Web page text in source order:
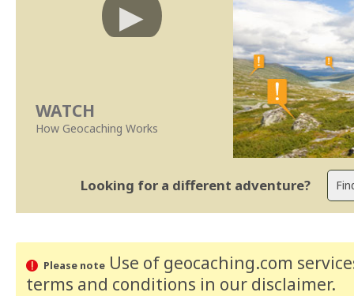
WATCH
How Geocaching Works
Looking for a different adventure?
Please noteUse of geocaching.com
terms and conditions in our disclaimer.